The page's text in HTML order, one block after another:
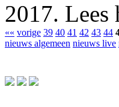
2017.
«« vorige 39 40 41 42 43 44
nieuws algemeen nieuws live